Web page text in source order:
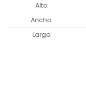
Alto
Ancho
Largo